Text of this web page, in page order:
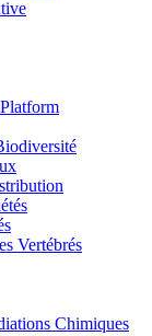
Vertébrés
Chimiques